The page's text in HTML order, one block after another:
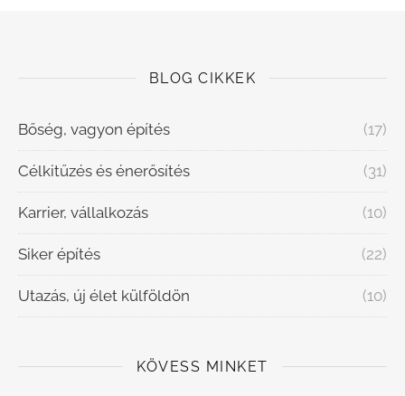
BLOG CIKKEK
Bőség, vagyon építés (17)
Célkitűzés és énerősítés (31)
Karrier, vállalkozás (10)
Siker építés (22)
Utazás, új élet külföldön (10)
KÖVESS MINKET